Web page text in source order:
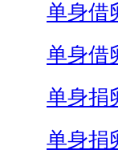
单身借
单身借
单身捐
单身捐